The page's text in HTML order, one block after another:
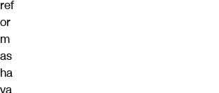
ref
or
m
as
ha